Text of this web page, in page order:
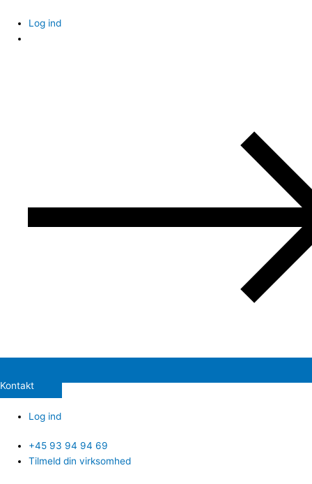
content
Log ind
Kontakt
Log ind
+45 93 94 94 69
Tilmeld din virksomhed